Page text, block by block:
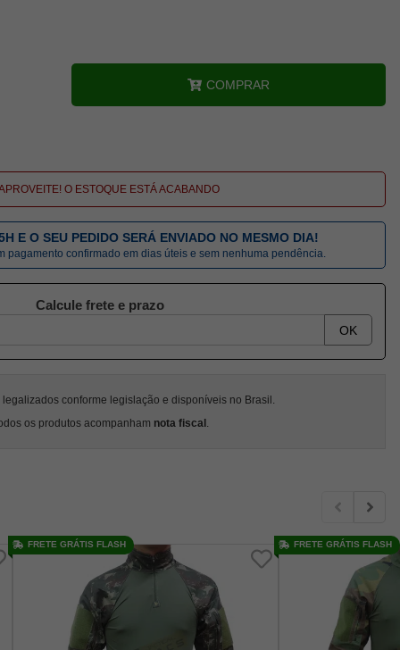
COMPRAR
O ESTOQUE ESTÁ ACABANDO
E O SEU PEDIDO SERÁ ENVIADO NO MESMO DIA!
pagamento confirmado em dias úteis e sem nenhuma pendência.
Calcule frete e prazo
OK
legalizados conforme legislação e disponíveis no Brasil.
os produtos acompanham nota fiscal .
FRETE GRÁTIS FLASH FRETE GRÁTIS FLASH